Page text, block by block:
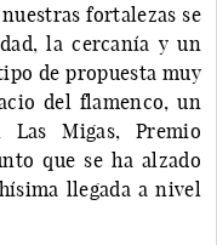
fortalezas se
la cercanía y un
de propuesta muy
del flamenco, un
Migas, Premio
que se ha alzado
llegada a nivel